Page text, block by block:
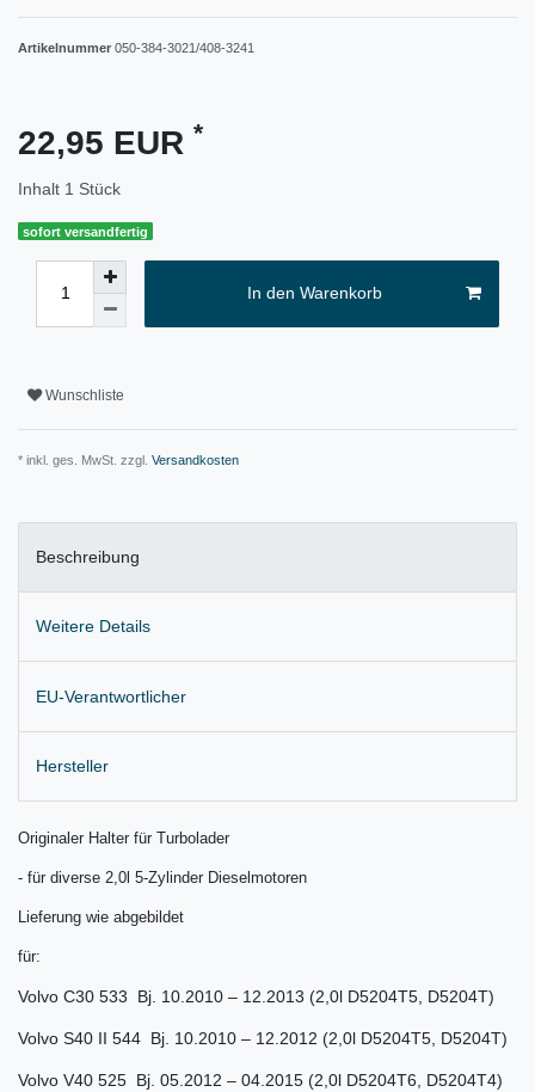
Artikelnummer 050-384-3021/408-3241
22,95 EUR *
Inhalt 1 Stück
sofort versandfertig
In den Warenkorb
Wunschliste
* inkl. ges. MwSt. zzgl. Versandkosten
Beschreibung
Weitere Details
EU-Verantwortlicher
Hersteller
Originaler Halter für Turbolader
- für diverse 2,0l 5-Zylinder Dieselmotoren
Lieferung wie abgebildet
für:
Volvo C30 533 Bj. 10.2010 – 12.2013 (2,0l D5204T5, D5204T)
Volvo S40 II 544 Bj. 10.2010 – 12.2012 (2,0l D5204T5, D5204T)
Volvo V40 525 Bj. 05.2012 – 04.2015 (2,0l D5204T6, D5204T4)